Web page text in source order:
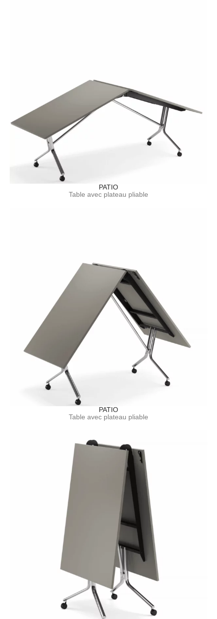
PATIO
Table avec plateau pliable
PATIO
Table avec plateau pliable